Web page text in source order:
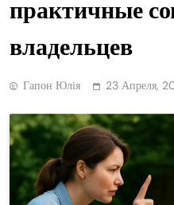
практичные
владельцев
Гапон Юлія 23 Апреля,